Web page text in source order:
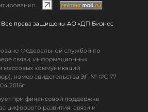
Все права защищены АО «ДП Бизнес
Федеральной службой по
связи, информационных
массовых коммуникаций
номер свидетельства ЭЛ № ФС 77
при финансовой поддержке
цифрового развития, связи и